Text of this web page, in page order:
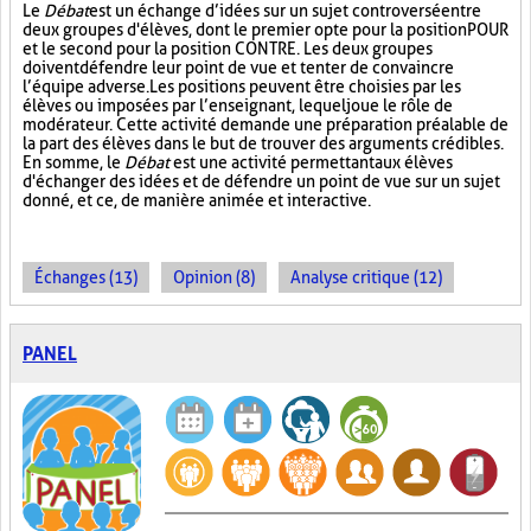
Le Débatest un échange d’idées sur un sujet controversé entre
deux groupes d'élèves, dont le premier opte pour la position POUR
et le second pour la position CONTRE. Les deux groupes
doivent défendre leur point de vue et tenter de convaincre
l’équipe adverse. Les positions peuvent être choisies par les
élèves ou imposées par l’enseignant, lequel joue le rôle de
modérateur. Cette activité demande une préparation préalable de
la part des élèves dans le but de trouver des arguments crédibles.
En somme, le Débatest une activité permettant aux élèves
d'échanger des idées et de défendre un point de vue sur un sujet
donné, et ce, de manière animée et interactive.
Échanges (13) Opinion (8) Analyse critique (12)
PANEL